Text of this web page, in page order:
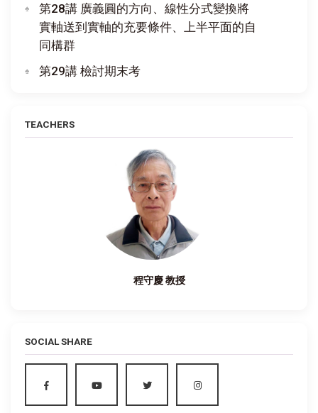
第28講 廣義圓的方向、線性分式變換將
實軸送到實軸的充要條件、上半平面的自
同構群
第29講 檢討期末考
TEACHERS
程守慶 教授
SOCIAL SHARE